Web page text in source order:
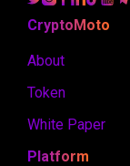
CryptoMoto
About
Token
White Paper
Platform